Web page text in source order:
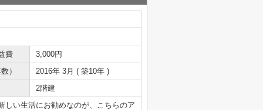
費
3,000円
）
2016年 3月 ( 築10年 )
2階建
しい生活にお勧めなのが、こちらのア